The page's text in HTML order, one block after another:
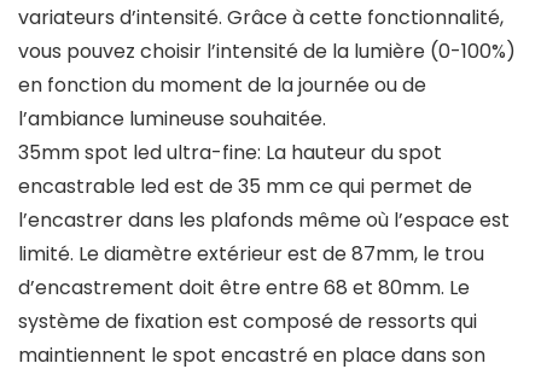
variateurs d’intensité. Grâce à cette fonctionnalité,
vous pouvez choisir l’intensité de la lumière (0-100%)
en fonction du moment de la journée ou de
l’ambiance lumineuse souhaitée.
35mm spot led ultra-fine: La hauteur du spot
encastrable led est de 35 mm ce qui permet de
l’encastrer dans les plafonds même où l’espace est
limité. Le diamètre extérieur est de 87mm, le trou
d’encastrement doit être entre 68 et 80mm. Le
système de fixation est composé de ressorts qui
maintiennent le spot encastré en place dans son